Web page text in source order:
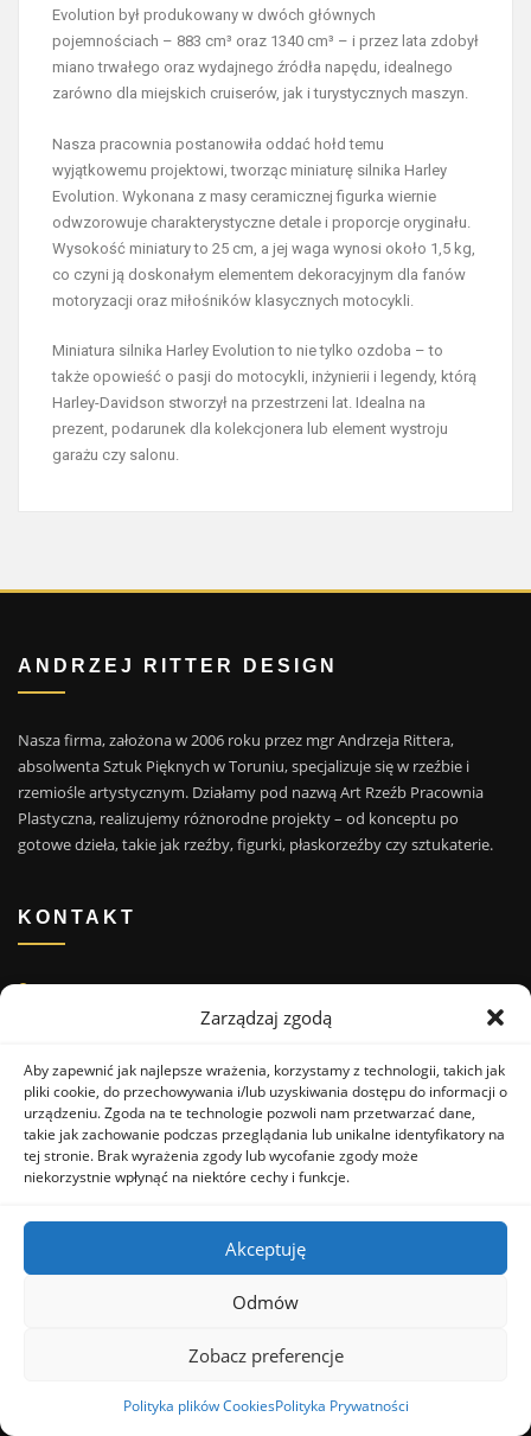
Zarządzaj zgodą
Aby zapewnić jak najlepsze wrażenia, korzystamy z technologii, takich jak
pliki cookie, do przechowywania i/lub uzyskiwania dostępu do informacji o
urządzeniu. Zgoda na te technologie pozwoli nam przetwarzać dane,
takie jak zachowanie podczas przeglądania lub unikalne identyfikatory na
tej stronie. Brak wyrażenia zgody lub wycofanie zgody może
niekorzystnie wpłynąć na niektóre cechy i funkcje.
Akceptuję
Odmów
Zobacz preferencje
Polityka plików CookiesPolityka Prywatności
Evolution był produkowany w dwóch głównych
pojemnościach – 883 cm³ oraz 1340 cm³ – i przez lata zdobył
miano trwałego oraz wydajnego źródła napędu, idealnego
zarówno dla miejskich cruiserów, jak i turystycznych maszyn.
Nasza pracownia postanowiła oddać hołd temu
wyjątkowemu projektowi, tworząc miniaturę silnika Harley
Evolution. Wykonana z masy ceramicznej figurka wiernie
odwzorowuje charakterystyczne detale i proporcje oryginału.
Wysokość miniatury to 25 cm, a jej waga wynosi około 1,5 kg,
co czyni ją doskonałym elementem dekoracyjnym dla fanów
motoryzacji oraz miłośników klasycznych motocykli.
Miniatura silnika Harley Evolution to nie tylko ozdoba – to
także opowieść o pasji do motocykli, inżynierii i legendy, którą
Harley-Davidson stworzył na przestrzeni lat. Idealna na
prezent, podarunek dla kolekcjonera lub element wystroju
garażu czy salonu.
ANDRZEJ RITTER DESIGN
Nasza firma, założona w 2006 roku przez mgr Andrzeja Rittera,
absolwenta Sztuk Pięknych w Toruniu, specjalizuje się w rzeźbie i
rzemiośle artystycznym. Działamy pod nazwą Art Rzeźb Pracownia
Plastyczna, realizujemy różnorodne projekty – od konceptu po
gotowe dzieła, takie jak rzeźby, figurki, płaskorzeźby czy sztukaterie.
KONTAKT
+48 692749940
JAK DOJECHAĆ?